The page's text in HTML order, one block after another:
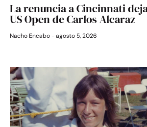
La renuncia a Cincinnati
US Open de Carlos Alcaraz
Nacho Encabo agosto 5, 2026